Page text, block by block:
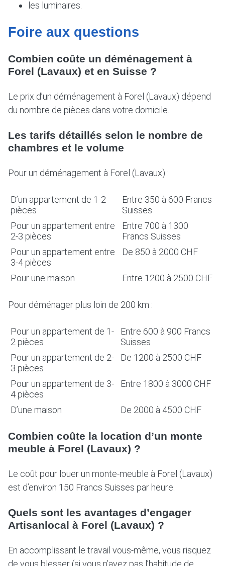
les luminaires.
Foire aux questions
Combien coûte un déménagement à
Forel (Lavaux) et en Suisse ?
Le prix d’un déménagement à Forel (Lavaux) dépend
du nombre de pièces dans votre domicile.
Les tarifs détaillés selon le nombre de
chambres et le volume
Pour un déménagement à Forel (Lavaux) :
D’un appartement de 1-2
pièces
Entre 350 à 600 Francs
Suisses
Pour un appartement entre
2-3 pièces
Entre 700 à 1300
Francs Suisses
Pour un appartement entre
3-4 pièces
De 850 à 2000 CHF
Pour une maison Entre 1200 à 2500 CHF
Pour déménager plus loin de 200 km :
Pour un appartement de 1-
2 pièces
Entre 600 à 900 Francs
Suisses
Pour un appartement de 2-
3 pièces
De 1200 à 2500 CHF
Pour un appartement de 3-
4 pièces
Entre 1800 à 3000 CHF
D’une maison De 2000 à 4500 CHF
Combien coûte la location d’un monte
meuble à Forel (Lavaux) ?
Le coût pour louer un monte-meuble à Forel (Lavaux)
est d’environ 150 Francs Suisses par heure.
Quels sont les avantages d’engager
Artisanlocal à Forel (Lavaux) ?
En accomplissant le travail vous-même, vous risquez
de vous blesser (si vous n’avez pas l’habitude de